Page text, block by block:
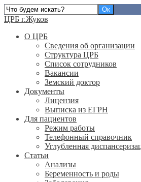
ЦРБ г.Жуков
О ЦРБ
Сведения об организации
Структура ЦРБ
Список сотрудников
Вакансии
Земский доктор
Документы
Лицензия
Выписка из ЕГРН
Для пациентов
Режим работы
Телефонный справочник
Углубленная
Статьи
Анализы
Беременность и роды